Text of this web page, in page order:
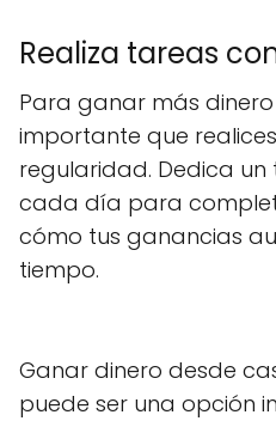
Realiza tareas
Para ganar más dinero
importante que
regularidad. Dedica
cada día para
cómo tus ganancias
tiempo.
Ganar dinero desde
puede ser una opción